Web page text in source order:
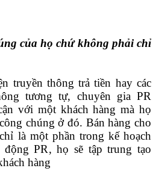
của họ chứ không phải chỉ
truyền thông trả tiền hay các
tương tự, chuyên gia PR
với một khách hàng mà họ
chúng ở đó. Bán hàng cho
là một phần trong kế hoạch
PR, họ sẽ tập trung tạo
hàng